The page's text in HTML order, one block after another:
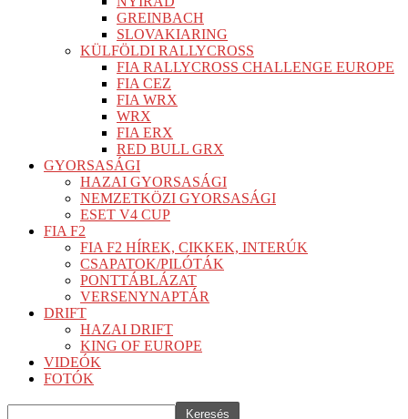
GREINBACH
SLOVAKIARING
KÜLFÖLDI RALLYCROSS
FIA RALLYCROSS CHALLENGE EUROPE
FIA CEZ
FIA WRX
WRX
FIA ERX
RED BULL GRX
GYORSASÁGI
HAZAI GYORSASÁGI
NEMZETKÖZI GYORSASÁGI
ESET V4 CUP
FIA F2
FIA F2 HÍREK, CIKKEK, INTERÚK
CSAPATOK/PILÓTÁK
PONTTÁBLÁZAT
VERSENYNAPTÁR
DRIFT
HAZAI DRIFT
KING OF EUROPE
VIDEÓK
FOTÓK